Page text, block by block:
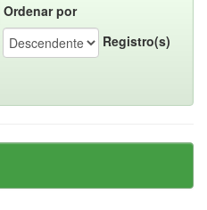
Ordenar por
Registro(s)